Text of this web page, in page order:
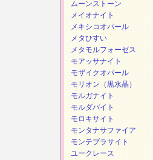
ムーンストーン
メイオナイト
メキシコオパール
メタひすい
メタモルフォーゼス
モアッサナイト
モザイクオパール
モリオン（黒水晶）
モルガナイト
モルダバイト
モロキサイト
モンタナサファイア
モンテブラサイト
ユークレース